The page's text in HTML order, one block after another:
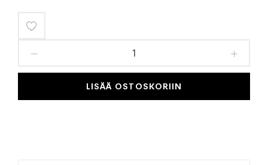
toivelistaan
LISÄÄ OSTOSKORIIN